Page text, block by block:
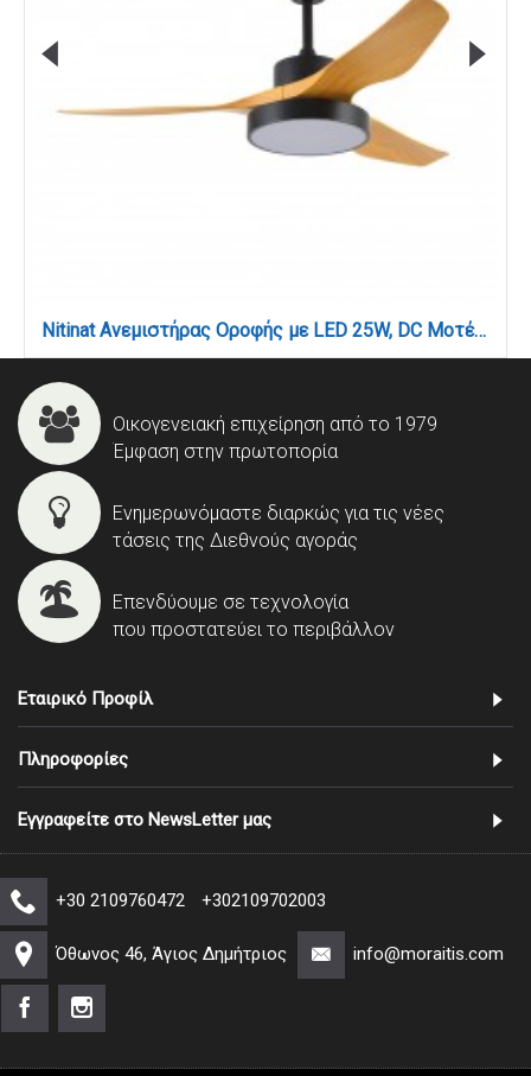
Nitinat Ανεμιστήρας Οροφής με LED 25W, DC Μοτέρ & Smart App - Μαύρο/Ξύλο (102000220)
Οικογενειακή επιχείρηση από το 1979
Έμφαση στην πρωτοπορία
Ενημερωνόμαστε διαρκώς για τις νέες
τάσεις της Διεθνούς αγοράς
Επενδύουμε σε τεχνολογία
που προστατεύει το περιβάλλον
Εταιρικό Προφίλ
Πληροφορίες
Εγγραφείτε στο NewsLetter μας
+30 2109760472 +302109702003
Όθωνος 46, Άγιος Δημήτριος info@moraitis.com